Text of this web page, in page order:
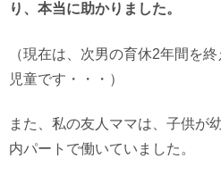
り、本当に助かりました。
（現在は、次男の育休2年間を
児童です・・・）
また、私の友人ママは、子供が
内パートで働いていました。